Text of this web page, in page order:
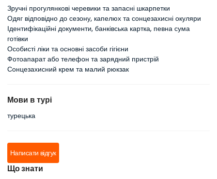
Зручні прогулянкові черевики та запасні шкарпетки
Одяг відповідно до сезону, капелюх та сонцезахисні окуляри
Ідентифікаційні документи, банківська картка, певна сума
готівки
Особисті ліки та основні засоби гігієни
Фотоапарат або телефон та зарядний пристрій
Сонцезахисний крем та малий рюкзак
Мови в турі
турецька
Написати відгук
Що знати